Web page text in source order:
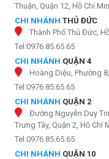
Thuận, Quận 12, Hồ Chí
CHI NHÁNH THỦ ĐỨC
Thành Phố Thủ Đức,
Tel:0976.85.65.65
CHI NHÁNH QUẬN 4
Hoàng Diệu, Phường
Tel:0976.85.65.65
CHI NHÁNH QUẬN 2
Đường Nguyễn Duy
Trưng Tây, Quận 2, Hồ Chí
Tel:0976.85.65.65
CHI NHÁNH QUẬN 10